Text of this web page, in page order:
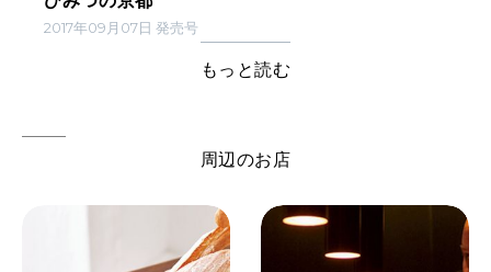
2017年09月07日 発売号
もっと読む
周辺のお店